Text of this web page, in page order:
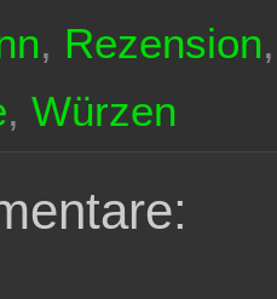
, Rezension
, Würzen